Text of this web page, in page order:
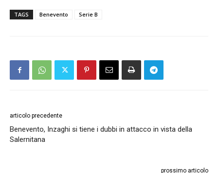
TAGS Benevento Serie B
articolo precedente
Benevento, Inzaghi si tiene i dubbi in attacco in vista della
Salernitana
prossimo articolo